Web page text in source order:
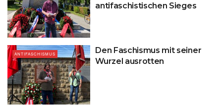
antifaschistischen Sieges
ANTIFASCHISMUS
Den Faschismus mit seiner
Wurzel ausrotten